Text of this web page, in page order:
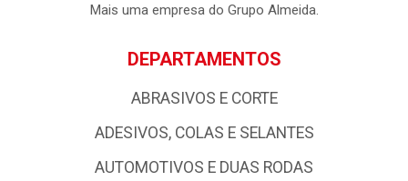
Mais uma empresa do Grupo Almeida.
DEPARTAMENTOS
ABRASIVOS E CORTE
ADESIVOS, COLAS E SELANTES
AUTOMOTIVOS E DUAS RODAS